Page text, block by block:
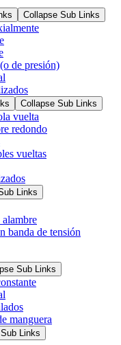
Collapse Sub Links
de presión)
Collapse Sub Links
vuelta
redondo
vueltas
Links
alambre
banda de tensión
Sub Links
manguera
Links